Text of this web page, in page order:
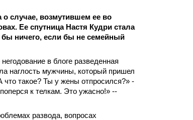
о случае, возмутившем ее во
Ее спутница Настя Кудри стала
ничего, если бы не семейный
в блоге разведенная
наглость мужчины, который пришел
что такое? Ты у жены отпросился?» -
к телкам. Это ужасно!» --
развода, вопросах